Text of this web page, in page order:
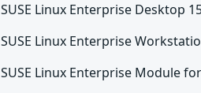
SUSE Linux Enterprise Desktop
SUSE Linux Enterprise
SUSE Linux Enterprise Module